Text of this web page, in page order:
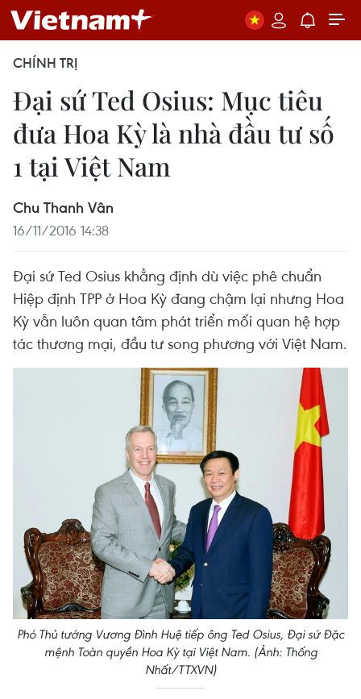
CHÍNH TRỊ
Đại sứ Ted Osius: Mục tiêu
đưa Hoa Kỳ là nhà đầu tư số
1 tại Việt Nam
Chu Thanh Vân
16/11/2016 14:38
Đại sứ Ted Osius khẳng định dù việc phê chuẩn
Hiệp định TPP ở Hoa Kỳ đang chậm lại nhưng Hoa
Kỳ vẫn luôn quan tâm phát triển mối quan hệ hợp
tác thương mại, đầu tư song phương với Việt Nam.
Phó Thủ tướng Vương Đình Huệ tiếp ông Ted Osius, Đại sứ Đặc
mệnh Toàn quyền Hoa Kỳ tại Việt Nam. (Ảnh: Thống
Nhất/TTXVN)